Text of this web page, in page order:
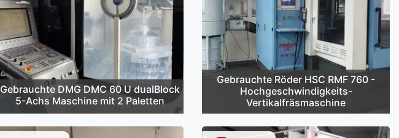
Gebrauchte DMG DMC 60 U dualBlock
5-Achs Maschine mit 2 Paletten
Gebrauchte Röder HSC RMF 760 -
Hochgeschwindigkeits-
Vertikalfräsmaschine